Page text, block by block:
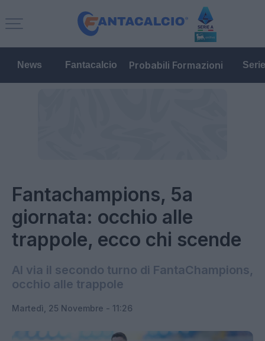
News Fantacalcio Probabili Formazioni
Fantachampions, 5a
giornata: occhio alle
trappole, ecco chi scende
Al via il secondo turno di FantaChampions,
occhio alle trappole
Martedì, 25 Novembre - 11:26